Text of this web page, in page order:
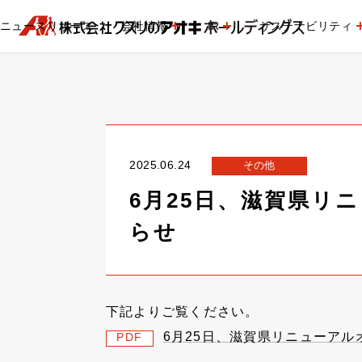
ニュースリリース 会社情報 IR サステナビリティ
2025.06.24 その他
6月25日、滋賀県リ
らせ
下記よりご覧ください。
PDF 6月25日、滋賀県リニューアル